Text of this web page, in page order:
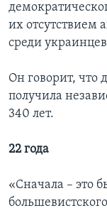
их отсутствием
среди
Он говорит, что
получила
340 лет.
22 года
«Сначала – это